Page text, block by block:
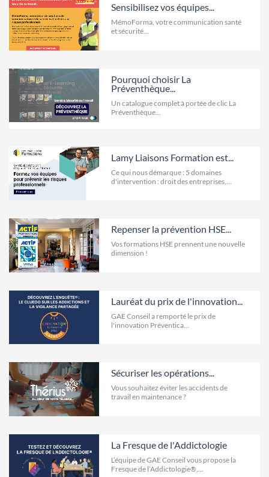
Sensibilisez vos équipes...
MémoForma, votre communication santé
et sécurité...
Pourquoi choisir La
Préventhèque...
Un catalogue complet à portée de clic La
Préventhèque...
Lamy Liaisons Formation est...
Ce qui nous démarque : 5 domaines
d'intervention : droit des entreprises,...
Repenser la prévention HSE...
Vos formations HSE prennent une nouvelle
dimension !
Lauréat du prix de l'innovation...
GAE Conseil a remporté le prix de
l'innovation Préventica...
Sécuriser les opérations...
Vous souhaitez éviter les accidents de
travail en maintenance ?
La Fresque de l'Addictologie
L’équipe de GAE Conseil vous propose la
Fresque de l’Addictologie®,...